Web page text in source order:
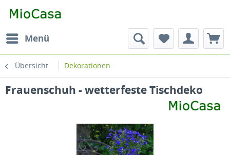
Menü
Übersicht Dekorationen
Frauenschuh - wetterfeste Tischdeko